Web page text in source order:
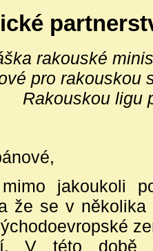
rakouské
pro rakouskou
Rakouskou ligu
jakoukoli
že se v
V této době